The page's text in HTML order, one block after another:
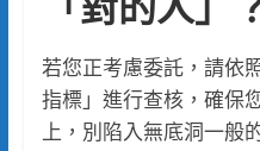
若您正考慮委託，請依
指標」進行查核，確保
上，別陷入無底洞一般